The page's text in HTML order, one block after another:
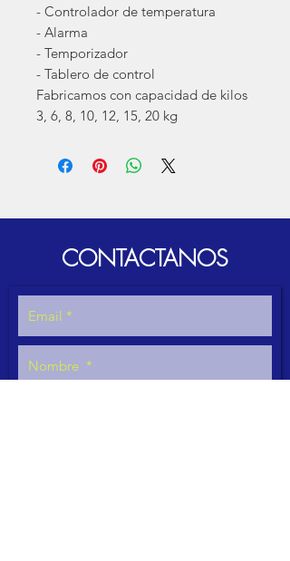
- Controlador de temperatura
- Alarma
- Temporizador
- Tablero de control
Fabricamos con capacidad de kilos
3, 6, 8, 10, 12, 15, 20 kg
CONTACTANOS